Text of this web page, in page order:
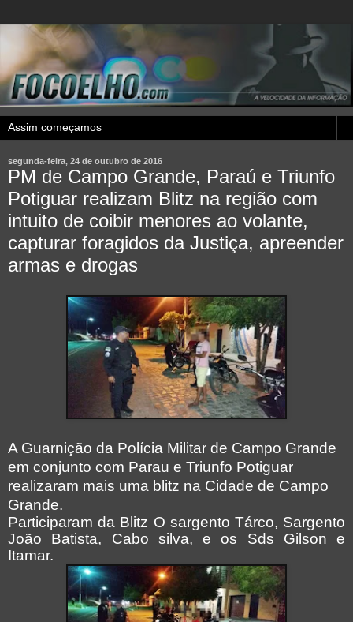
segunda-feira, 24 de outubro de 2016
PM de Campo Grande, Paraú e Triunfo
Potiguar realizam Blitz na região com
intuito de coibir menores ao volante,
capturar foragidos da Justiça, apreender
armas e drogas
A Guarnição da Polícia Militar de Campo Grande
em conjunto com Parau e Triunfo Potiguar
realizaram mais uma blitz na Cidade de Campo
Grande.
Participaram da Blitz O sargento Tárco, Sargento
João Batista, Cabo silva, e os Sds Gilson e
Itamar.